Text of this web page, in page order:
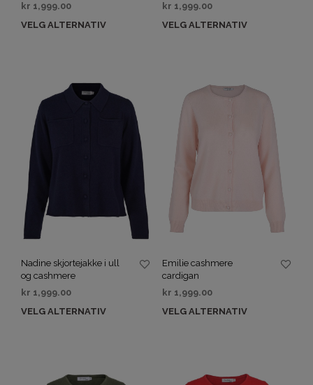
kr 1,999.00
VELG ALTERNATIV
kr 1,999.00
VELG ALTERNATIV
Nadine skjortejakke i ull
og cashmere
kr 1,999.00
VELG ALTERNATIV
Emilie cashmere
cardigan
kr 1,999.00
VELG ALTERNATIV